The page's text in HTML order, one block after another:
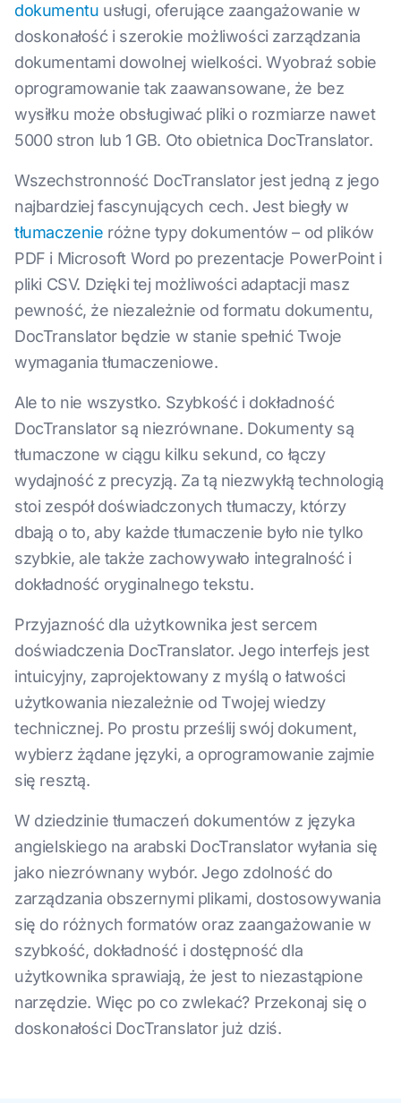
dokumentu usługi, oferujące zaangażowanie w
doskonałość i szerokie możliwości zarządzania
dokumentami dowolnej wielkości. Wyobraź sobie
oprogramowanie tak zaawansowane, że bez
wysiłku może obsługiwać pliki o rozmiarze nawet
5000 stron lub 1 GB. Oto obietnica DocTranslator.
Wszechstronność DocTranslator jest jedną z jego
najbardziej fascynujących cech. Jest biegły w
tłumaczenie różne typy dokumentów – od plików
PDF i Microsoft Word po prezentacje PowerPoint i
pliki CSV. Dzięki tej możliwości adaptacji masz
pewność, że niezależnie od formatu dokumentu,
DocTranslator będzie w stanie spełnić Twoje
wymagania tłumaczeniowe.
Ale to nie wszystko. Szybkość i dokładność
DocTranslator są niezrównane. Dokumenty są
tłumaczone w ciągu kilku sekund, co łączy
wydajność z precyzją. Za tą niezwykłą technologią
stoi zespół doświadczonych tłumaczy, którzy
dbają o to, aby każde tłumaczenie było nie tylko
szybkie, ale także zachowywało integralność i
dokładność oryginalnego tekstu.
Przyjazność dla użytkownika jest sercem
doświadczenia DocTranslator. Jego interfejs jest
intuicyjny, zaprojektowany z myślą o łatwości
użytkowania niezależnie od Twojej wiedzy
technicznej. Po prostu prześlij swój dokument,
wybierz żądane języki, a oprogramowanie zajmie
się resztą.
W dziedzinie tłumaczeń dokumentów z języka
angielskiego na arabski DocTranslator wyłania się
jako niezrównany wybór. Jego zdolność do
zarządzania obszernymi plikami, dostosowywania
się do różnych formatów oraz zaangażowanie w
szybkość, dokładność i dostępność dla
użytkownika sprawiają, że jest to niezastąpione
narzędzie. Więc po co zwlekać? Przekonaj się o
doskonałości DocTranslator już dziś.